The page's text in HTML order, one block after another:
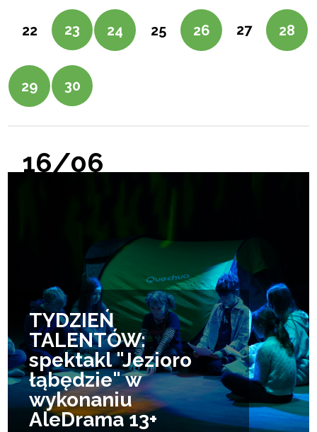
22 23 24 25 26 27 28
29 30
16/06
TYDZIEŃ
TALENTÓW:
spektakl "Jezioro
łąbędzie" w
wykonaniu
AleDrama 13+